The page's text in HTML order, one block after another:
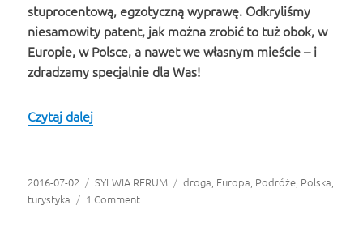
stuprocentową, egzotyczną wyprawę. Odkryliśmy
niesamowity patent, jak można zrobić to tuż obok, w
Europie, w Polsce, a nawet we własnym mieście – i
zdradzamy specjalnie dla Was!
Czytaj dalej
Opublikowano
2016-07-02 Kategorie
SYLWIA RERUM Tagi
droga Europa Podróże Polska
turystyka
1 Comment